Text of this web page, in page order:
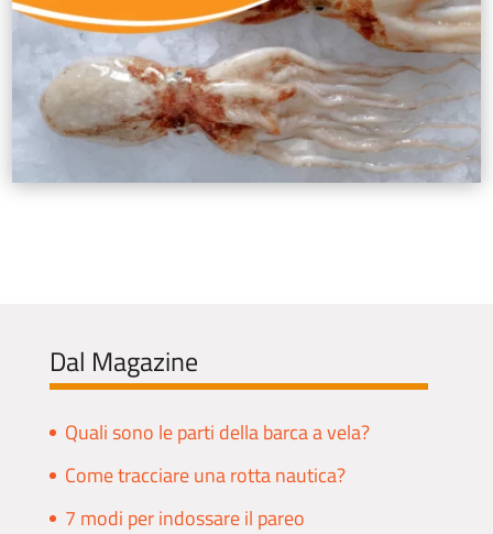
Dal Magazine
Quali sono le parti della barca a vela?
Come tracciare una rotta nautica?
7 modi per indossare il pareo